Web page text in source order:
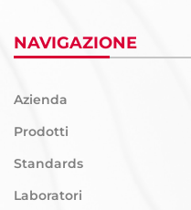
NAVIGAZIONE
Azienda
Prodotti
Standards
Laboratori